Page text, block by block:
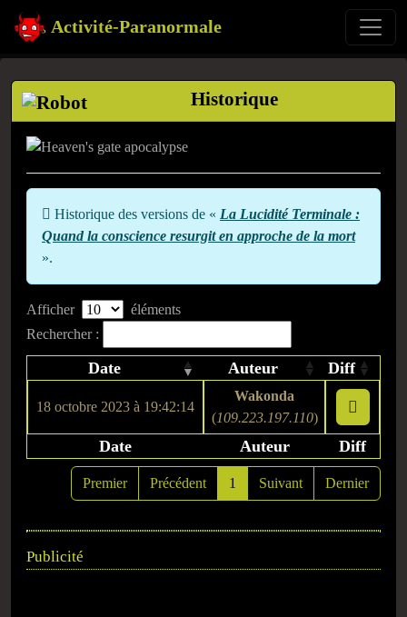
Activité-Paranormale
Historique
Historique des versions de « La Lucidité Terminale :
Quand la conscience resurgit en approche de la mort
».
Afficher
éléments
Rechercher :
Date Auteur Diff
18 octobre 2023 à 19:42:14
Wakonda
(109.223.197.110)
Date Auteur Diff
Premier Précédent 1 Suivant Dernier
Publicité